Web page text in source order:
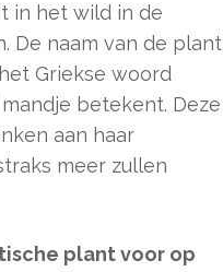
in het wild in de
De naam van de plant
Griekse woord
betekent. Deze
aan haar
meer zullen
plant voor op